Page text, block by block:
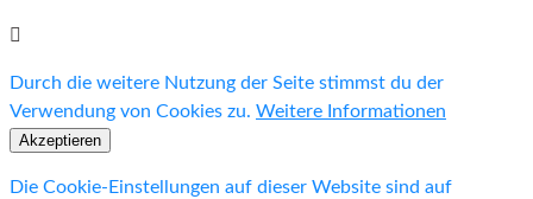
Durch die weitere Nutzung der Seite stimmst du der
Verwendung von Cookies zu. Weitere Informationen
Akzeptieren
Die Cookie-Einstellungen auf dieser Website sind auf